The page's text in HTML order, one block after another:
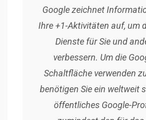
Google zeichnet
Ihre +1-Aktivitäten auf, um
Dienste für Sie und
verbessern. Um die
Schaltfläche verwenden
benötigen Sie ein weltweit
öffentliches Google-